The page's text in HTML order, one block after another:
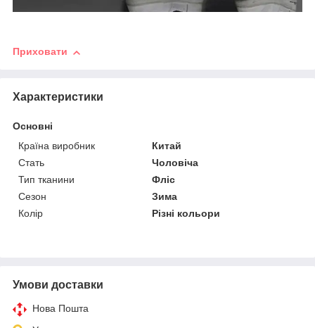
Приховати
Характеристики
Основні
Країна виробник
Китай
Стать
Чоловіча
Тип тканини
Фліс
Сезон
Зима
Колір
Різні кольори
Умови доставки
Нова Пошта